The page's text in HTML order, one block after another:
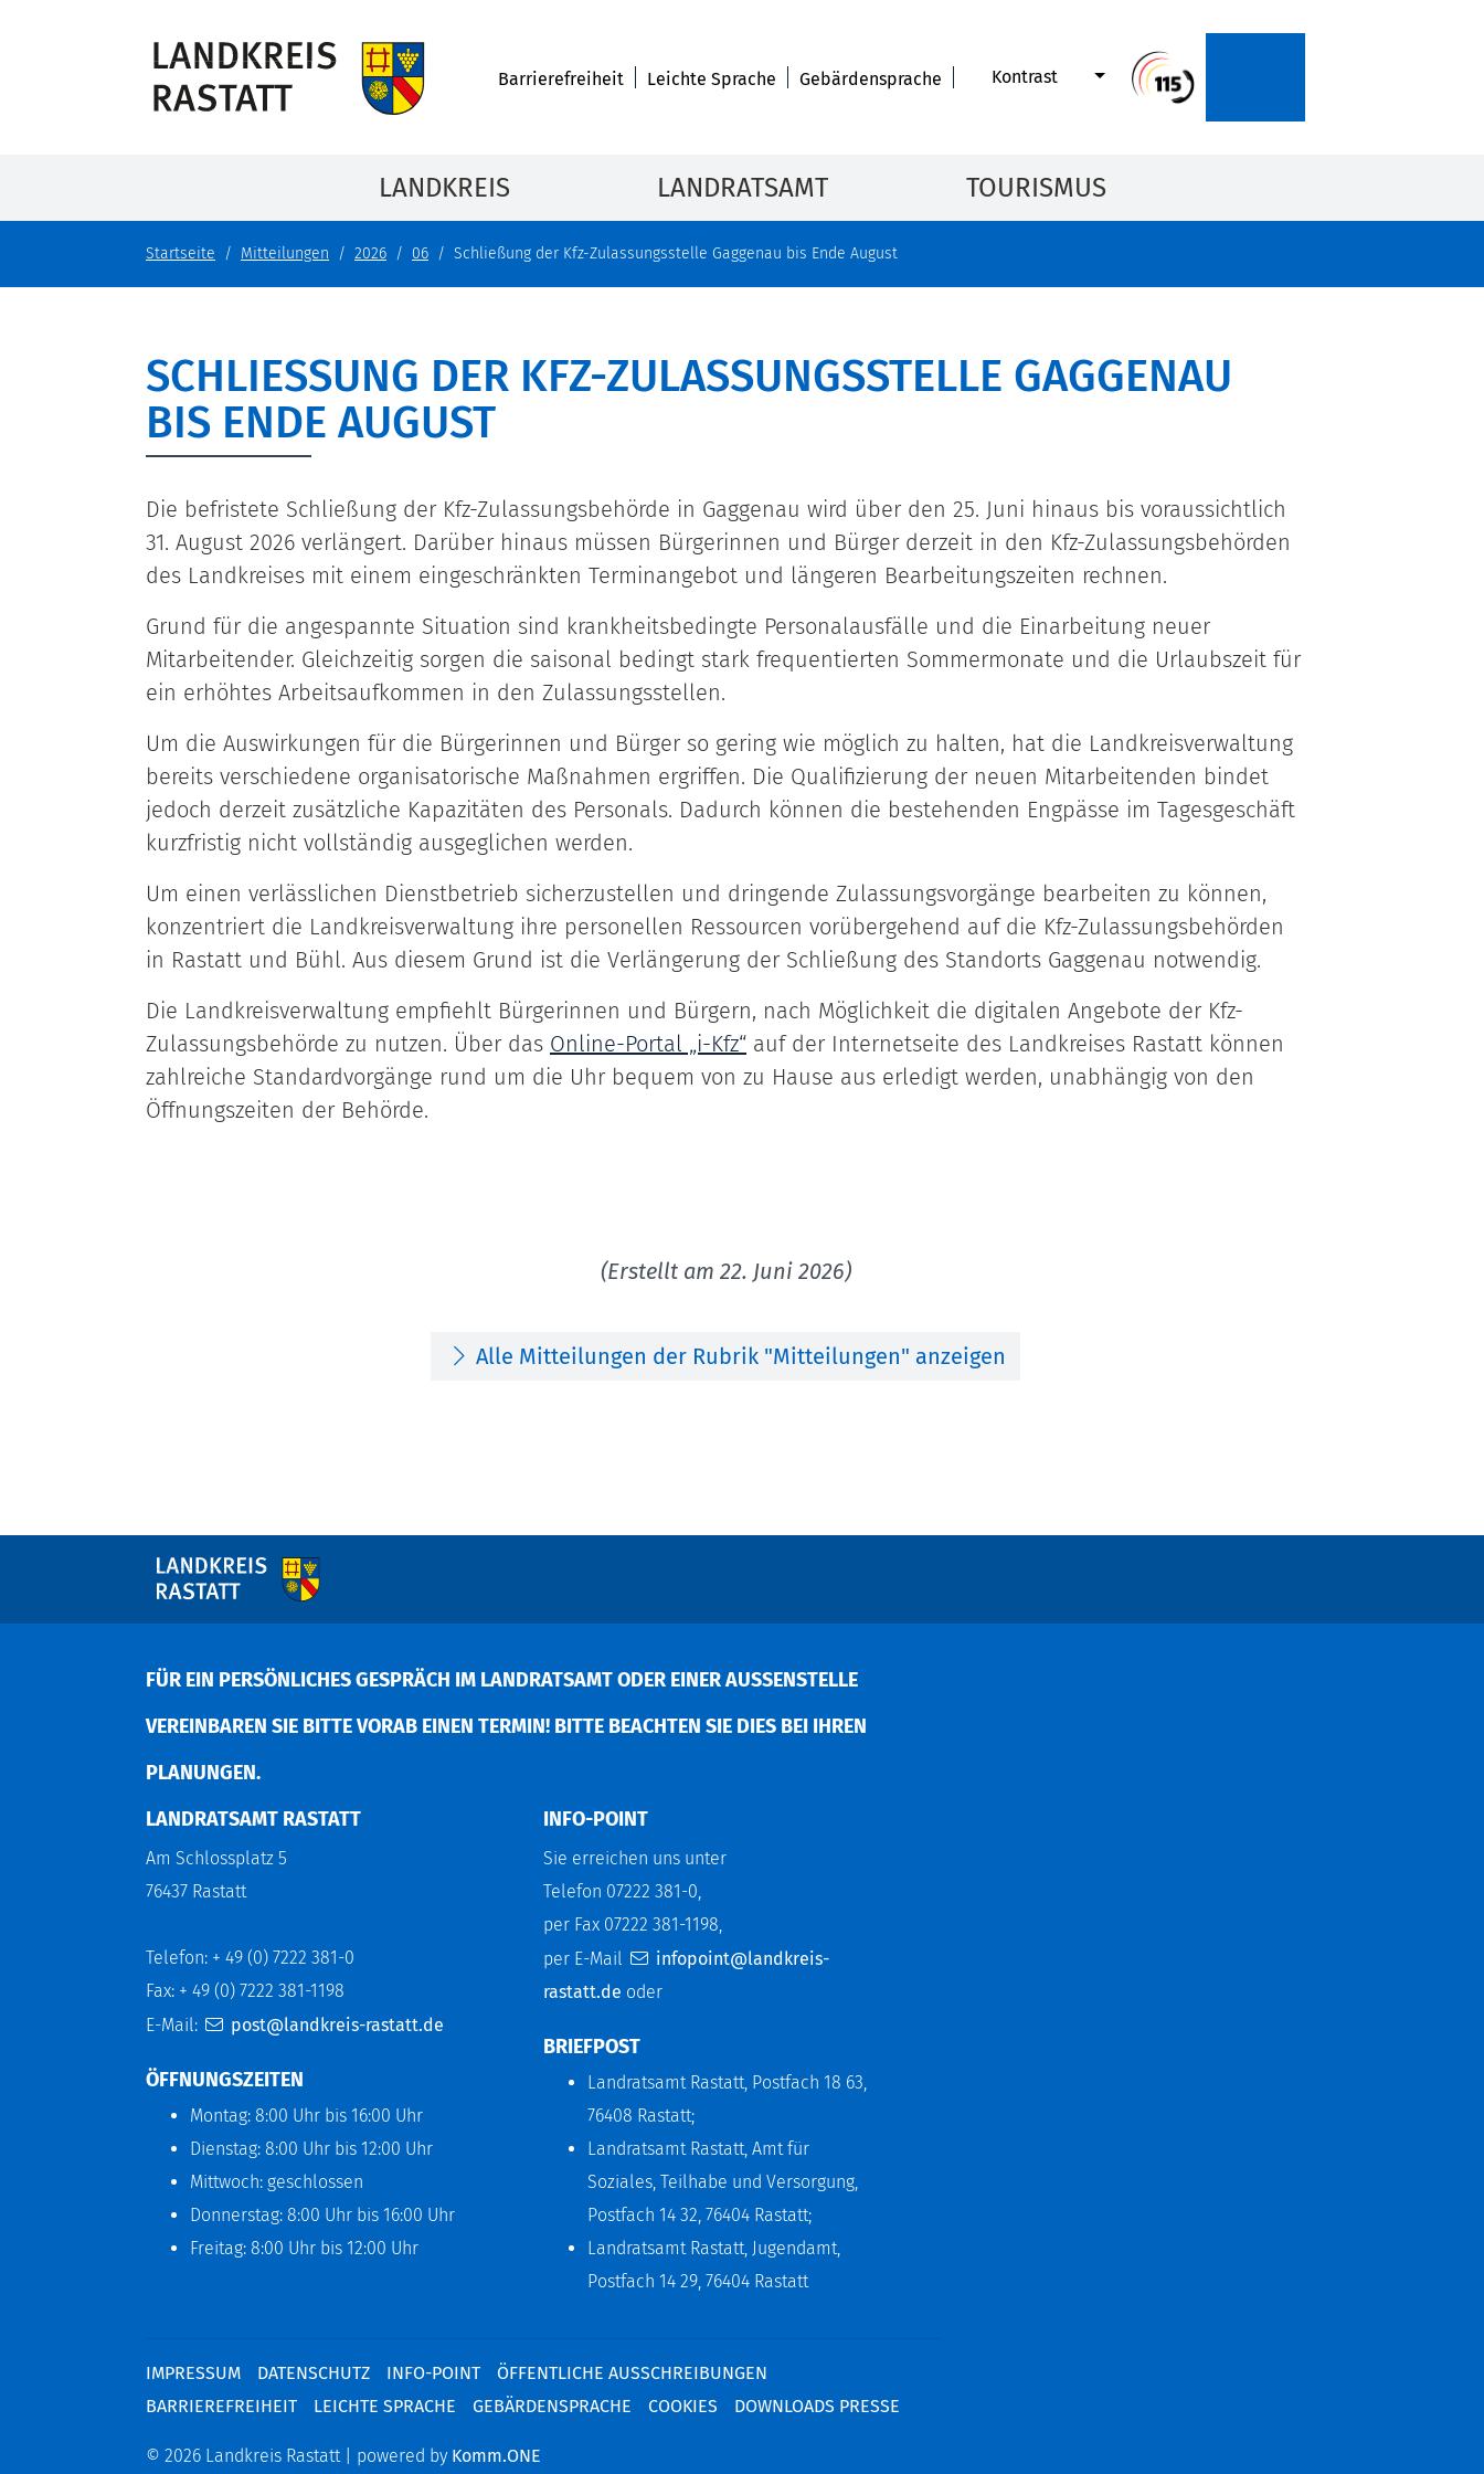
Barrierefreiheit Leichte Sprache Gebärdensprache Kontrast
LANDKREIS LANDRATSAMT TOURISMUS
Startseite Mitteilungen 2026 06 Schließung der Kfz-Zulassungsstelle Gaggenau bis Ende August
SCHLIESSUNG DER KFZ-ZULASSUNGSSTELLE GAGGENAU B
IS ENDE AUGUST
Die befristete Schließung der Kfz-Zulassungsbehörde in Gaggenau wird über den 25. Juni hinaus bis voraussichtlich
31. August 2026 verlängert. Darüber hinaus müssen Bürgerinnen und Bürger derzeit in den Kfz-Zulassungsbehörden
des Landkreises mit einem eingeschränkten Terminangebot und längeren Bearbeitungszeiten rechnen.
Grund für die angespannte Situation sind krankheitsbedingte Personalausfälle und die Einarbeitung neuer
Mitarbeitender. Gleichzeitig sorgen die saisonal bedingt stark frequentierten Sommermonate und die Urlaubszeit für
ein erhöhtes Arbeitsaufkommen in den Zulassungsstellen.
Um die Auswirkungen für die Bürgerinnen und Bürger so gering wie möglich zu halten, hat die Landkreisverwaltung
bereits verschiedene organisatorische Maßnahmen ergriffen. Die Qualifizierung der neuen Mitarbeitenden bindet
jedoch derzeit zusätzliche Kapazitäten des Personals. Dadurch können die bestehenden Engpässe im Tagesgeschäft
kurzfristig nicht vollständig ausgeglichen werden.
Um einen verlässlichen Dienstbetrieb sicherzustellen und dringende Zulassungsvorgänge bearbeiten zu können,
konzentriert die Landkreisverwaltung ihre personellen Ressourcen vorübergehend auf die Kfz-Zulassungsbehörden
in Rastatt und Bühl. Aus diesem Grund ist die Verlängerung der Schließung des Standorts Gaggenau notwendig.
Die Landkreisverwaltung empfiehlt Bürgerinnen und Bürgern, nach Möglichkeit die digitalen Angebote der Kfz-
Zulassungsbehörde zu nutzen. Über das Online-Portal „i-Kfz“ auf der Internetseite des Landkreises Rastatt können
zahlreiche Standardvorgänge rund um die Uhr bequem von zu Hause aus erledigt werden, unabhängig von den
Öffnungszeiten der Behörde.
(Erstellt am 22. Juni 2026)
Alle Mitteilungen der Rubrik "Mitteilungen" anzeigen
FÜR EIN PERSÖNLICHES GESPRÄCH IM LANDRATSAMT ODER EINER AUSSENSTELLE V
EREINBAREN SIE BITTE VORAB EINEN TERMIN! BITTE BEACHTEN SIE DIES BEI IHREN P
LANUNGEN.
LANDRATSAMT RASTATT
Am Schlossplatz 5
76437 Rastatt
Telefon: + 49 (0) 7222 381-0
Fax: + 49 (0) 7222 381-1198
E-Mail:
post@landkreis-rastatt.de
ÖFFNUNGSZEITEN
Montag: 8:00 Uhr bis 16:00 Uhr
Dienstag: 8:00 Uhr bis 12:00 Uhr
Mittwoch: geschlossen
Donnerstag: 8:00 Uhr bis 16:00 Uhr
Freitag: 8:00 Uhr bis 12:00 Uhr
INFO-POINT
Sie erreichen uns unter
Telefon 07222 381-0,
per Fax 07222 381-1198,
per E-Mail
infopoint@landkreis-
rastatt.de oder
BRIEFPOST
Landratsamt Rastatt, Postfach 18 63,
76408 Rastatt;
Landratsamt Rastatt, Amt für
Soziales, Teilhabe und Versorgung,
Postfach 14 32, 76404 Rastatt;
Landratsamt Rastatt, Jugendamt,
Postfach 14 29, 76404 Rastatt
IMPRESSUM DATENSCHUTZ INFO-POINT
ÖFFENTLICHE AUSSCHREIBUNGEN
BARRIEREFREIHEIT
LEICHTE SPRACHE GEBÄRDENSPRACHE COOKIES DOWNLOADS PRESSE
© 2026 Landkreis Rastatt | powered by Komm.ONE